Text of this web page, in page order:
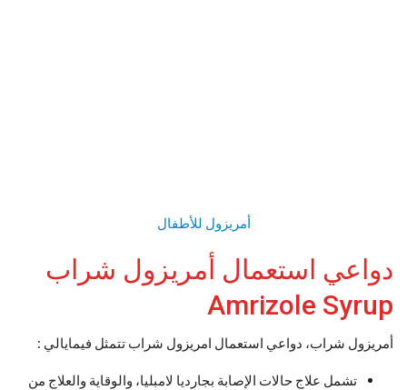
أمريزول للأطفال
دواعي استعمال أمريزول شراب
Amrizole Syrup
أمريزول شراب، دواعي استعمال امريزول شراب تتمثل فيمايالي :
تشمل علاج حالات الإصابة بجارديا لامبليا، والوقاية والعلاج من